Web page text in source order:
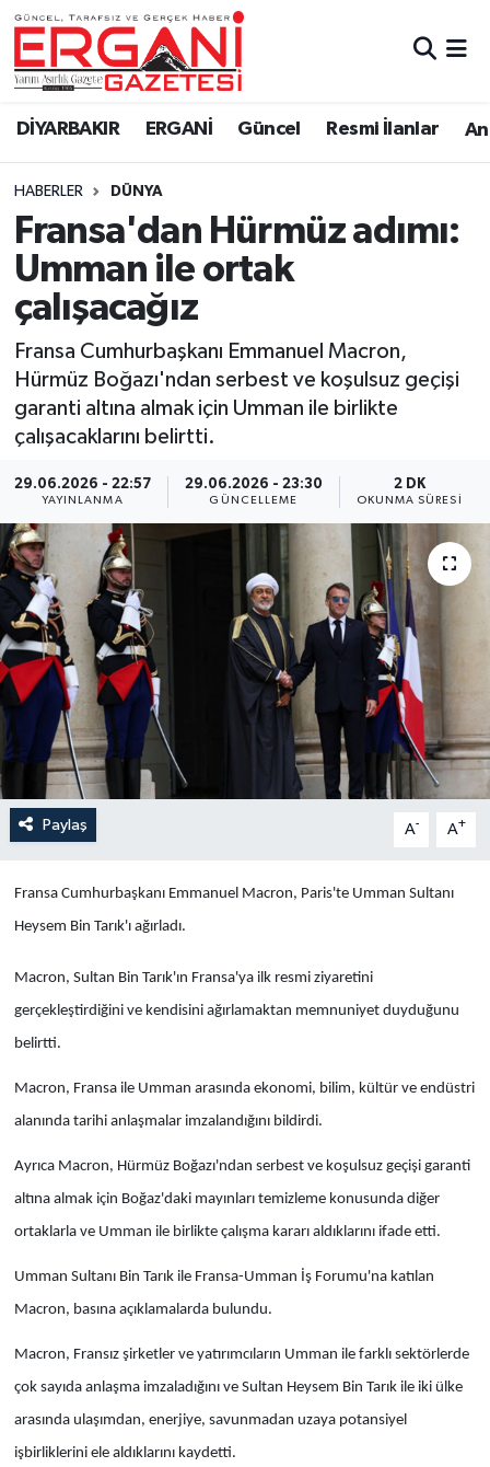
DİYARBAKIR ERGANİ Güncel Resmi İlanlar
HABERLER DÜNYA
Fransa'dan Hürmüz adımı:
Umman ile ortak
çalışacağız
Fransa Cumhurbaşkanı Emmanuel Macron,
Hürmüz Boğazı'ndan serbest ve koşulsuz geçişi
garanti altına almak için Umman ile birlikte
çalışacaklarını belirtti.
29.06.2026 - 22:57
YAYINLANMA
29.06.2026 - 23:30
GÜNCELLEME
2 DK
OKUNMA SÜRESI
Paylaş A- A+
Fransa Cumhurbaşkanı Emmanuel Macron, Paris'te Umman Sultanı
Heysem Bin Tarık'ı ağırladı.
Macron, Sultan Bin Tarık'ın Fransa'ya ilk resmi ziyaretini
gerçekleştirdiğini ve kendisini ağırlamaktan memnuniyet duyduğunu
belirtti.
Macron, Fransa ile Umman arasında ekonomi, bilim, kültür ve endüstri
alanında tarihi anlaşmalar imzalandığını bildirdi.
Ayrıca Macron, Hürmüz Boğazı'ndan serbest ve koşulsuz geçişi garanti
altına almak için Boğaz'daki mayınları temizleme konusunda diğer
ortaklarla ve Umman ile birlikte çalışma kararı aldıklarını ifade etti.
Umman Sultanı Bin Tarık ile Fransa-Umman İş Forumu'na katılan
Macron, basına açıklamalarda bulundu.
Macron, Fransız şirketler ve yatırımcıların Umman ile farklı sektörlerde
çok sayıda anlaşma imzaladığını ve Sultan Heysem Bin Tarık ile iki ülke
arasında ulaşımdan, enerjiye, savunmadan uzaya potansiyel
işbirliklerini ele aldıklarını kaydetti.
DİYARBAKIR
BİSMİL
BAĞLAR
ERGANİ
Güncel
Resmi İlanlar
Sağlık
Si̇yaset
Spor
Yaşam
Anali̇z
Bi̇li̇m & Teknoloji̇
Dünya
Eği̇ti̇m
Ergani Nöbetçi Eczaneler
Ergani Hava Durumu
Ergani Trafik Yoğunluk Haritası
Süper Lig Puan Durumu ve Fikstür
Tüm Manşetler
Son Dakika Haberleri
Haber Arşivi